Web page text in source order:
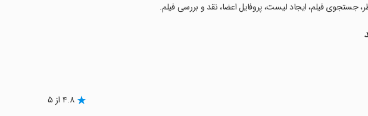
جستجوی فیلم، ایجاد لیست، پروفایل اعضا، نقد و بررسی فیلم.
۴.۸ از ۵